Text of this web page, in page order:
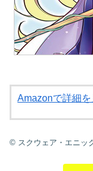
Amazonで詳細を
© スクウェア・エニッ